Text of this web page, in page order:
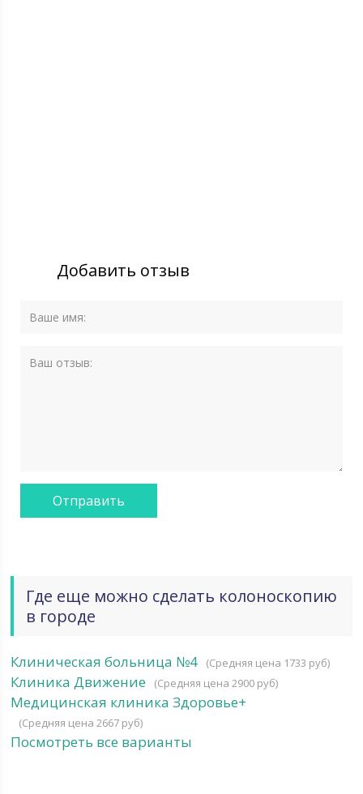
Добавить отзыв
Где еще можно сделать колоноскопию
в городе
Клиническая больница №4 (Средняя цена 1733 руб)
Клиника Движение (Средняя цена 2900 руб)
Медицинская клиника Здоровье+
(Средняя цена 2667 руб)
Посмотреть все варианты